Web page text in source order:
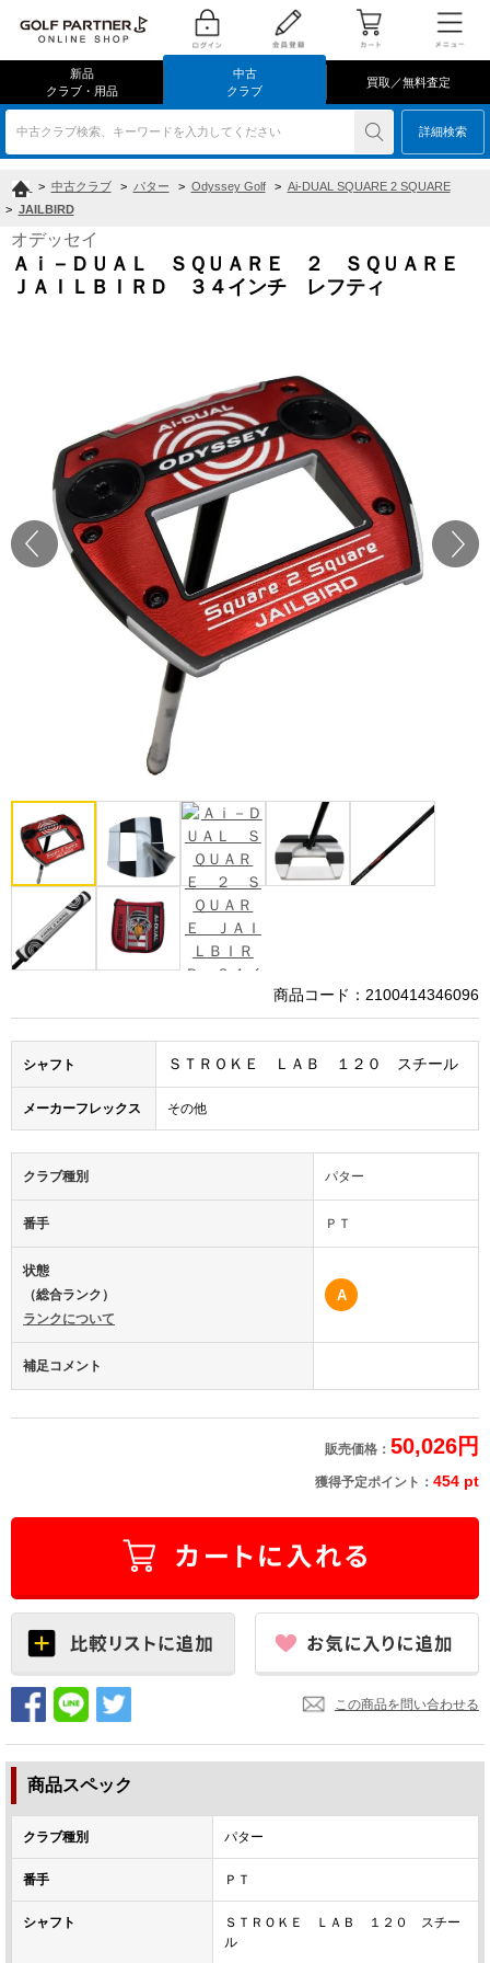
新品
クラブ・用品
中古
クラブ
買取／無料査定
中古クラブ検索、キーワードを入力してください 詳細検索
> 中古クラブ > パター > Odyssey Golf > Ai-DUAL SQUARE 2 SQUARE
> JAILBIRD
オデッセイ
Ａｉ－ＤＵＡＬ ＳＱＵＡＲＥ ２ ＳＱＵＡＲＥ
ＪＡＩＬＢＩＲＤ ３４インチ レフティ
商品コード：2100414346096
シャフト ＳＴＲＯＫＥ ＬＡＢ １２０ スチール
メーカーフレックス その他
クラブ種別 パター
番手 ＰＴ
状態
（総合ランク）
ランクについて
A
補足コメント
販売価格： 50,026円
獲得予定ポイント： 454 pt
この商品を問い合わせる
商品スペック
クラブ種別 パター
番手 ＰＴ
シャフト
ＳＴＲＯＫＥ ＬＡＢ １２０ スチー
ル